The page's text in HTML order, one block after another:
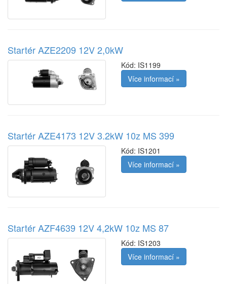
Startér AZE2209 12V 2,0kW
Kód: IS1199
Více informací »
Startér AZE4173 12V 3.2kW 10z MS 399
Kód: IS1201
Více informací »
Startér AZF4639 12V 4,2kW 10z MS 87
Kód: IS1203
Více informací »